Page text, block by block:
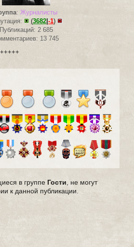
: Журналисты
(3682 -1)
Публикаций: 2 685
13 745
в группе Гости , не могут
к данной публикации.